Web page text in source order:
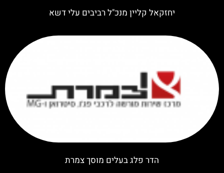
יחזקאל קליין מנכ"ל רביבים עלי דשא
הדר פלג בעלים מוסך צמרת